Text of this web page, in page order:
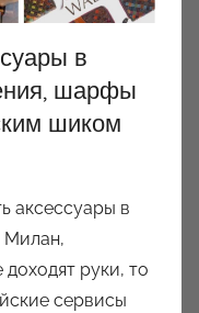
в
шарфы
шиком
аксессуары в
Милан,
руки, то
сервисы